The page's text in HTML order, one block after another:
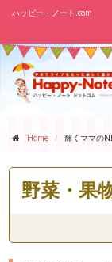
ハッピー・ノート.com
Home 輝くママの
野菜・果